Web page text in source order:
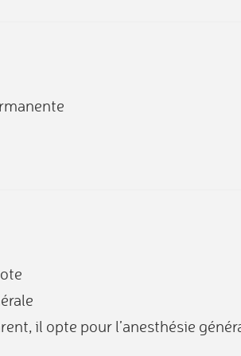
il opte pour l’anesthésie